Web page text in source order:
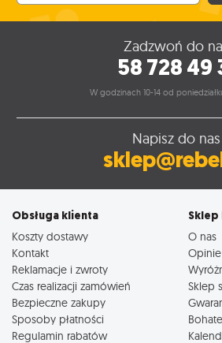
Zadzwoń do
58 728 49
W godzinach 10-14 od
Napisz do nas
Obsługa klienta
Koszty dostawy
Kontakt
Reklamacje i zwroty
Czas realizacji zamówień
Bezpieczne zakupy
Sposoby płatności
Regulamin rabatów
O nas
Sklep